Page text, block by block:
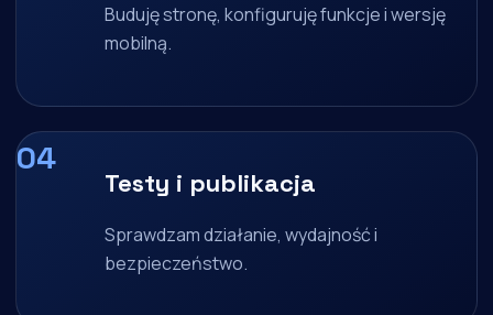
Buduję stronę, konfiguruję funkcje i wersję
mobilną.
Testy i publikacja
Sprawdzam działanie, wydajność i
bezpieczeństwo.